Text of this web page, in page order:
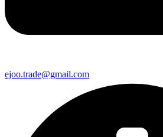
ejoo.trade@gmail.com